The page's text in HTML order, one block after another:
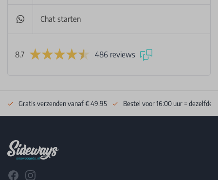
Chat starten
8.7 486 reviews
Gratis verzenden vanaf € 49.95 Bestel voor 16:00 uur = dezelfde
FacebookInstagram